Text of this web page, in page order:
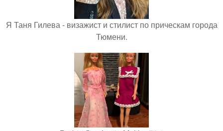
Я Таня Гилева - визажист и стилист по прическам города
Тюмени.